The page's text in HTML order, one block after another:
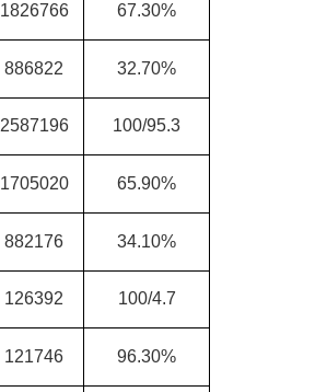
1826766 67.30%
886822 32.70%
2587196 100/95.3
1705020 65.90%
882176 34.10%
126392 100/4.7
121746 96.30%